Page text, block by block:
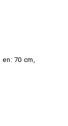
70 cm,